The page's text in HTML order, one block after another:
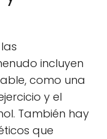
incluyen
como una
y el
También hay
que